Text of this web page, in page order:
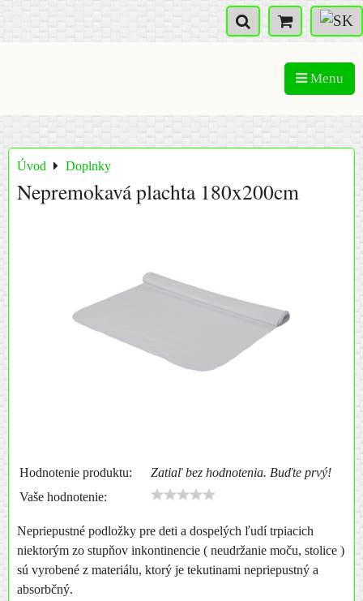
Menu
Úvod Doplnky
Nepremokavá plachta 180x200cm
Hodnotenie produktu:
Zatiaľ bez hodnotenia. Buďte prvý!
Vaše hodnotenie:
Nepriepustné podložky pre deti a dospelých ľudí trpiacich
niektorým zo stupňov inkontinencie ( neudržanie moču, stolice )
sú vyrobené z materiálu, ktorý je tekutinami nepriepustný a
absorbčný.